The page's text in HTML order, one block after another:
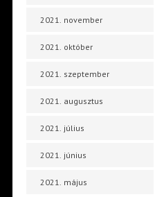
2021. november
2021. október
2021. szeptember
2021. augusztus
2021. július
2021. június
2021. május